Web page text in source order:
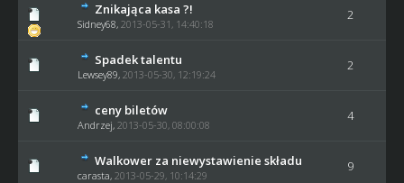
Znikająca kasa ?!
Sidney68, 2013-05-31, 14:40:18
2
Spadek talentu
Lewsey89, 2013-05-30, 12:19:24
2
ceny biletów
Andrzej, 2013-05-30, 08:00:08
4
Walkower za niewystawienie składu
carasta, 2013-05-29, 10:14:29
9